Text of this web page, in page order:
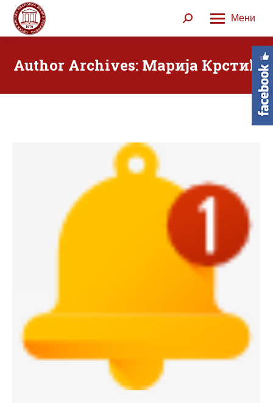
Мени
Search:
Author Archives: Марија Крстић